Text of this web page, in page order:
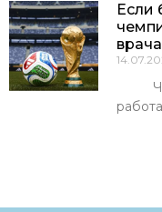
Если
Что